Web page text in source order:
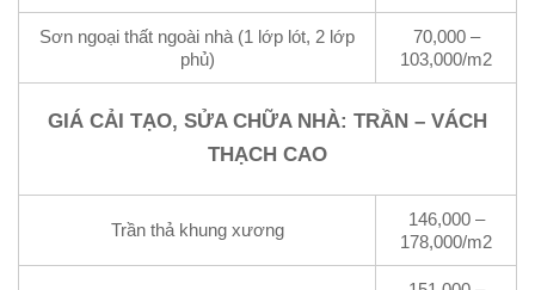
Sơn ngoại thất ngoài nhà (1 lớp lót, 2 lớp
phủ)
70,000 –
103,000/m2
GIÁ CẢI TẠO, SỬA CHỮA NHÀ: TRẦN – VÁCH
THẠCH CAO
Trần thả khung xương
146,000 –
178,000/m2